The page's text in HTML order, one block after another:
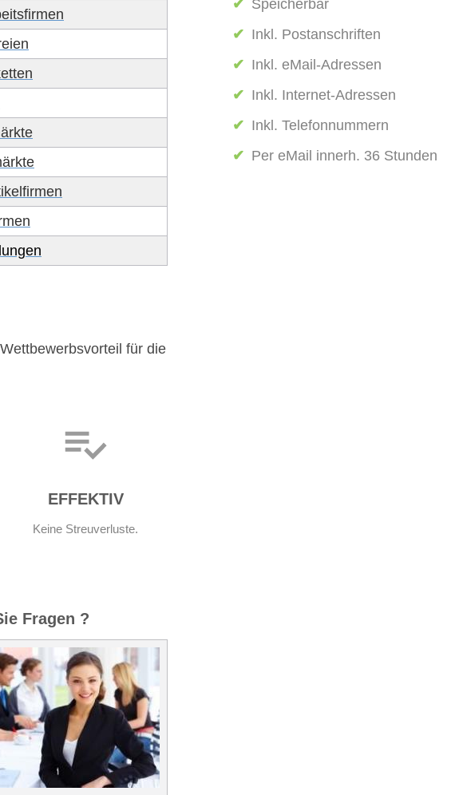
für die
EFFEKTIV
Keine Streuverluste.
Fragen ?
✔ Speicherbar
✔ Inkl. Postanschriften
✔ Inkl. eMail-Adressen
✔ Inkl. Internet-Adressen
✔ Inkl. Telefonnummern
✔ Per eMail innerh. 36 Stunden